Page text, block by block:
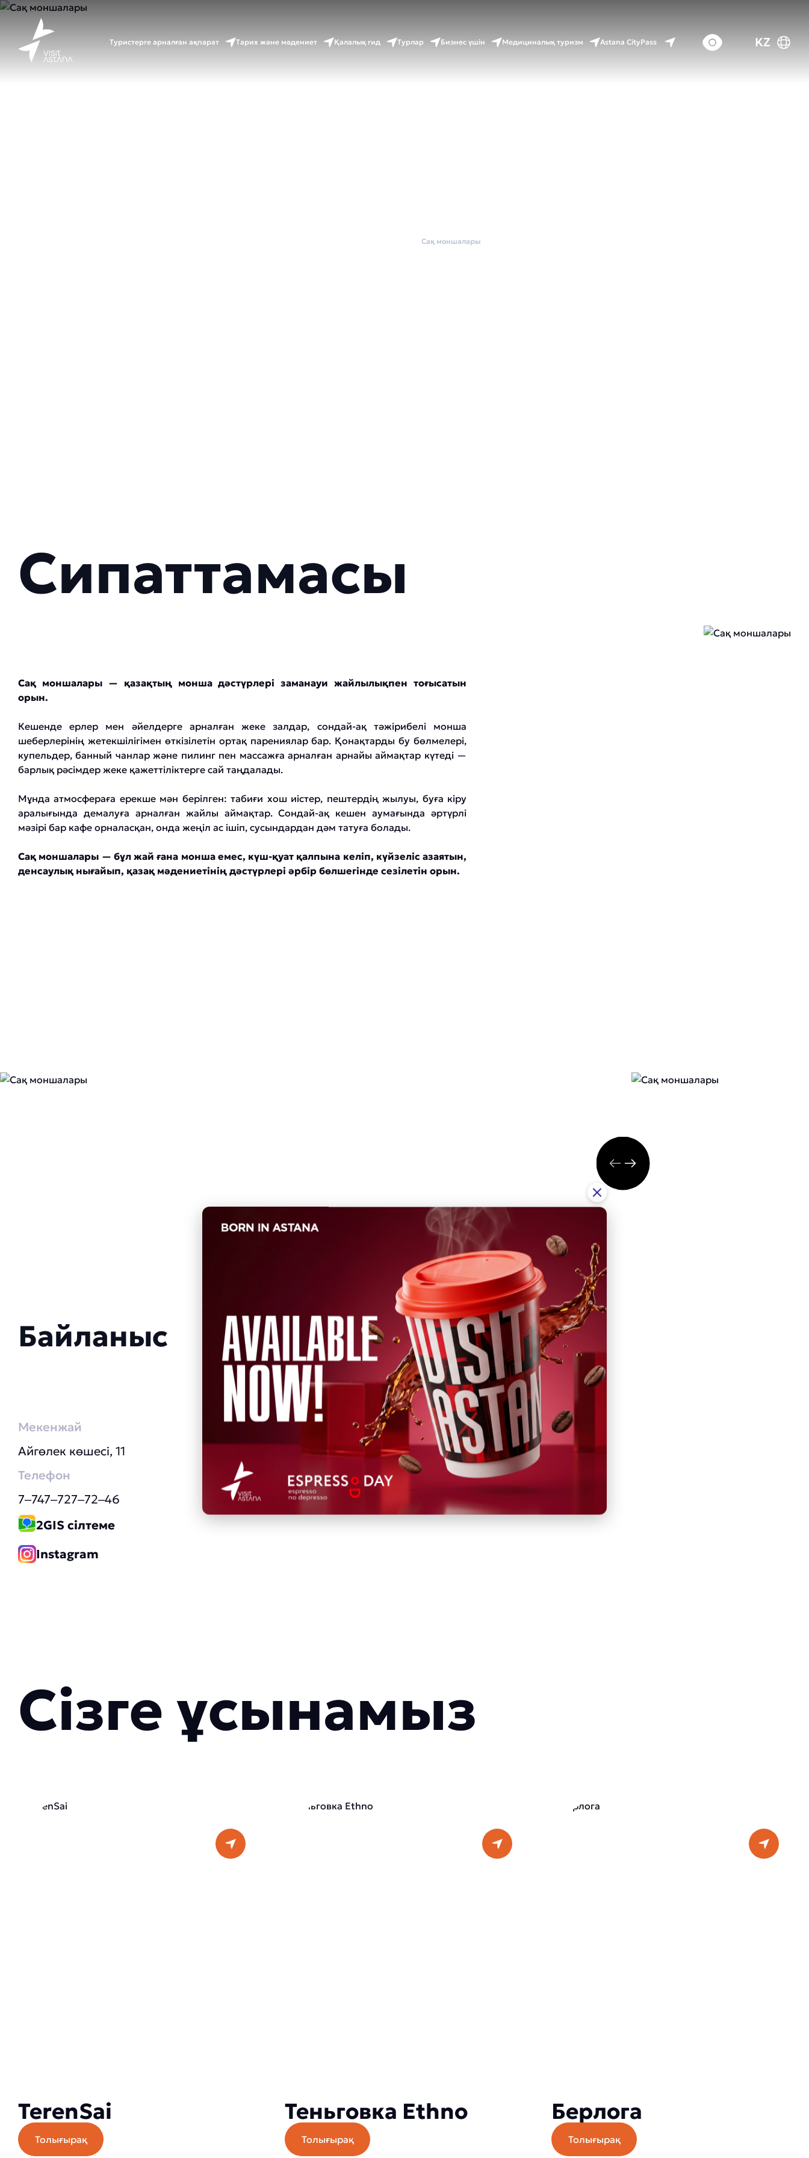
Туристерге арналған ақпарат Тарих және мәдениет Қалалық гид Турлар Бизнес үшін Медициналық туризм Astana CityPass KZ
Сақ моншалары
Сипаттамасы
Сақ моншалары — қазақтың монша дәстүрлері заманауи жайлылықпен тоғысатын
орын.
Кешенде ерлер мен әйелдерге арналған жеке залдар, сондай-ақ тәжірибелі монша
шеберлерінің жетекшілігімен өткізілетін ортақ парениялар бар. Қонақтарды бу бөлмелері,
купельдер, банный чанлар және пилинг пен массажға арналған арнайы аймақтар күтеді —
барлық рәсімдер жеке қажеттіліктерге сай таңдалады.
Мұнда атмосфераға ерекше мән берілген: табиғи хош иістер, пештердің жылуы, буға кіру
аралығында демалуға арналған жайлы аймақтар. Сондай-ақ кешен аумағында әртүрлі
мәзірі бар кафе орналасқан, онда жеңіл ас ішіп, сусындардан дәм татуға болады.
Сақ моншалары — бұл жай ғана монша емес, күш-қуат қалпына келіп, күйзеліс азаятын,
денсаулық нығайып, қазақ мәдениетінің дәстүрлері әрбір бөлшегінде сезілетін орын.
Байланыс
Мекенжай
Айгөлек көшесі, 11
Телефон
7‒747‒727‒72‒46
2GIS сілтеме
Instagram
Сізге ұсынамыз
TerenSai
Толығырақ
Теньговка Ethno
Толығырақ
Берлога
Толығырақ